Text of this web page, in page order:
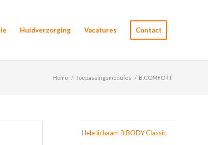
Huidverzorging Vacatures Contact
Home / Toepassingsmodules / B.COMFORT
Hele lichaam B.BODY Classic